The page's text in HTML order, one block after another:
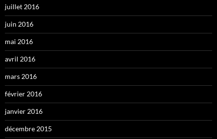
juillet 2016
juin 2016
mai 2016
avril 2016
mars 2016
février 2016
janvier 2016
décembre 2015